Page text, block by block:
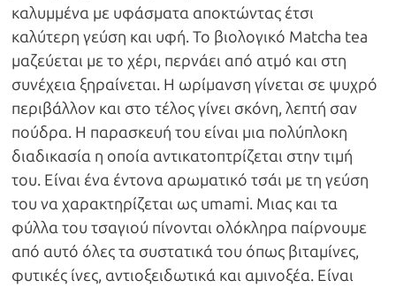
καλυμμένα με υφάσματα αποκτώντας έτσι
καλύτερη γεύση και υφή. Το βιολογικό Matcha tea
μαζεύεται με το χέρι, περνάει από ατμό και στη
συνέχεια ξηραίνεται. Η ωρίμανση γίνεται σε ψυχρό
περιβάλλον και στο τέλος γίνει σκόνη, λεπτή σαν
πούδρα. Η παρασκευή του είναι μια πολύπλοκη
διαδικασία η οποία αντικατοπτρίζεται στην τιμή
του. Είναι ένα έντονα αρωματικό τσάι με τη γεύση
του να χαρακτηρίζεται ως umami. Μιας και τα
φύλλα του τσαγιού πίνονται ολόκληρα παίρνουμε
από αυτό όλες τα συστατικά του όπως βιταμίνες,
φυτικές ίνες, αντιοξειδωτικά και αμινοξέα. Είναι